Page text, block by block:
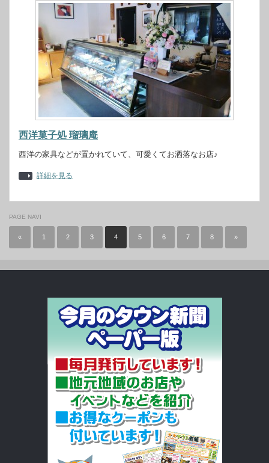
西洋菓子処 瑠璃庵
西洋の家具などが置かれていて、可愛くてお洒落なお店♪
詳細を見る
PAGE NAVI
« 1 2 3 4 5 6 7 8 »